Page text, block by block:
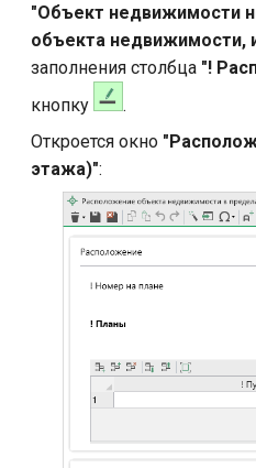
"Объект недвижимости
объекта
заполнения столбца "!
кнопку
.
Откроется окно
этажа)":